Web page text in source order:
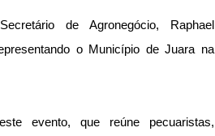
de Agronegócio, Raphael
o Município de Juara na
evento, que reúne pecuaristas,